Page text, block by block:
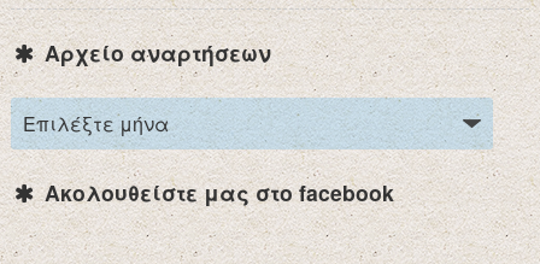
Αρχείο αναρτήσεων
Ακολουθείστε μας στο facebook